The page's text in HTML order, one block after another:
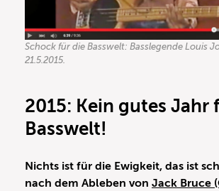
Schock für die Basswelt: Basslegende Louis
21.5.2015.
2015: Kein gutes Jahr
Basswelt!
Nichts ist für die Ewigkeit, das ist
nach dem Ableben von Jack Bruce